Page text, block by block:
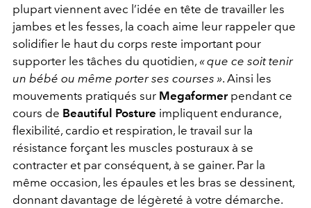
plupart viennent avec l’idée en tête de travailler les
jambes et les fesses, la coach aime leur rappeler que
solidifier le haut du corps reste important pour
supporter les tâches du quotidien, « que ce soit tenir
un bébé ou même porter ses courses ». Ainsi les
mouvements pratiqués sur Megaformer pendant ce
cours de Beautiful Posture impliquent endurance,
flexibilité, cardio et respiration, le travail sur la
résistance forçant les muscles posturaux à se
contracter et par conséquent, à se gainer. Par la
même occasion, les épaules et les bras se dessinent,
donnant davantage de légèreté à votre démarche.